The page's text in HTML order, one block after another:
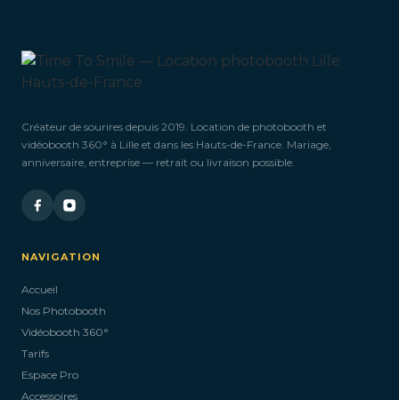
Créateur de sourires depuis 2019. Location de photobooth et
vidéobooth 360° à Lille et dans les Hauts-de-France. Mariage,
anniversaire, entreprise — retrait ou livraison possible.
NAVIGATION
Accueil
Nos Photobooth
Vidéobooth 360°
Tarifs
Espace Pro
Accessoires